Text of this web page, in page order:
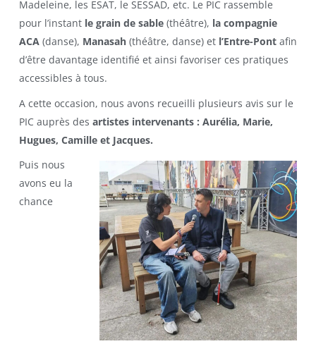
Madeleine, les ESAT, le SESSAD, etc. Le PIC rassemble
pour l’instant le grain de sable(théâtre), la compagnie
ACA(danse), Manasah(théâtre, danse) et l’Entre-Pontafin
d’être davantage identifié et ainsi favoriser ces pratiques
accessibles à tous.
A cette occasion, nous avons recueilli plusieurs avis sur le
PIC auprès des artistes intervenants : Aurélia, Marie,
Hugues, Camille et Jacques.
Puis nous
avons eu la
chance